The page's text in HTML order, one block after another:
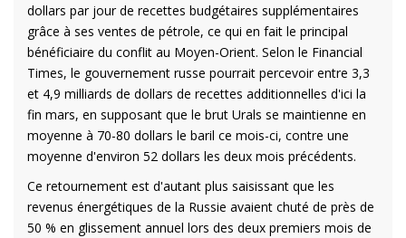
dollars par jour de recettes budgétaires supplémentaires
grâce à ses ventes de pétrole, ce qui en fait le principal
bénéficiaire du conflit au Moyen-Orient. Selon le Financial
Times, le gouvernement russe pourrait percevoir entre 3,3
et 4,9 milliards de dollars de recettes additionnelles d'ici la
fin mars, en supposant que le brut Urals se maintienne en
moyenne à 70-80 dollars le baril ce mois-ci, contre une
moyenne d'environ 52 dollars les deux mois précédents.
Ce retournement est d'autant plus saisissant que les
revenus énergétiques de la Russie avaient chuté de près de
50 % en glissement annuel lors des deux premiers mois de